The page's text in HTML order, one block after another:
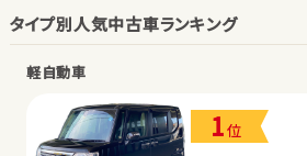
タイプ別人気中古車ランキング
軽自動車
1位